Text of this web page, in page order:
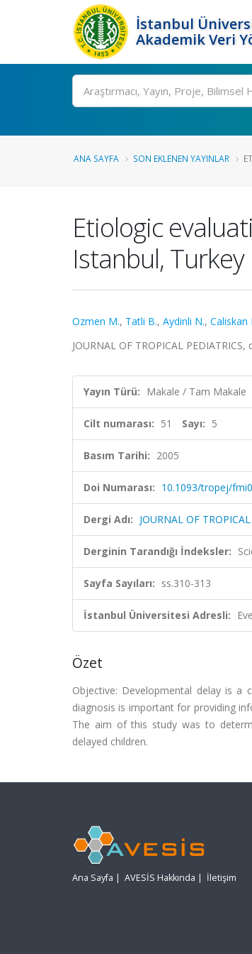
İstanbul
Akademik Veri
Ara
ANA SAYFA SON EKLENEN YAYINLAR
Etiologic
Istanbul, Turkey
Ozmen M., Tatli B., Aydinli N., Caliskan
JOURNAL OF TROPICAL
Yayın Türü: Makale / Tam Makale
Cilt numarası: 51 Sayı: 5
Basım Tarihi: 2005
Doi Numarası: 10.1093/tropej/
Dergi Adı: JOURNAL OF
Derginin Tarandığı İndeksler:
Sayfa Sayıları: ss.310-313
İstanbul Üniversitesi Adresli:
Özet
Objective: Developmental delay is a
diagnosis is important for providing
The aim of this study was to
delayed children.
Ana Sayfa | AVESİS Hakkında | İletişim